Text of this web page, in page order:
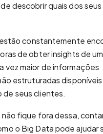
descobrir quais dos
constantemente
de obter insights de
vez maior de informações
estruturadas
seus clientes.
não fique fora dessa,
o Big Data pode ajudar